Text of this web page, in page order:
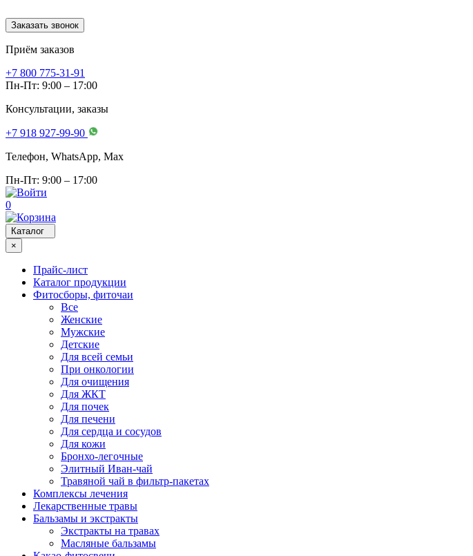
Заказать звонок
Приём заказов
+7 800 775-31-91
Пн-Пт: 9:00 – 17:00
Консультации, заказы
+7 918 927-99-90
Телефон, WhatsApp, Мах
Пн-Пт: 9:00 – 17:00
0
Каталог
×
Прайс-лист
Каталог продукции
Фитосборы, фиточаи
Все
Женские
Мужские
Детские
Для всей семьи
При онкологии
Для очищения
Для ЖКТ
Для почек
Для печени
Для сердца и сосудов
Для кожи
Бронхо-легочные
Элитный Иван-чай
Травяной чай в фильтр-пакетах
Комплексы лечения
Лекарственные травы
Бальзамы и экстракты
Экстракты на травах
Масляные бальзамы